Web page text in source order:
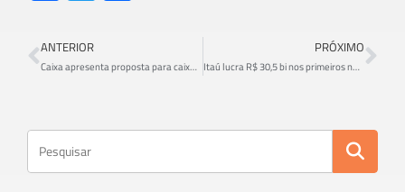
ce
b
o
wi
er e
ANTERIOR
Caixa apresenta proposta para caixas e tesoureiros
PRÓXIMO
Itaú lucra R$ 30,5 bi nos primeiros nove meses de 2024